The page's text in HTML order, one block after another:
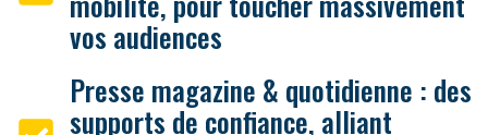
vos audiences
Presse magazine & quotidienne : des
supports de confiance, alliant